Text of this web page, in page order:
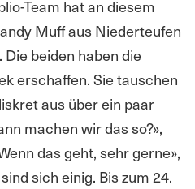
Team hat an diesem
Muff aus Niederteufen
beiden haben die
erschaffen. Sie tauschen
aus über ein paar
machen wir das so?»,
das geht, sehr gerne»,
sich einig. Bis zum 24.